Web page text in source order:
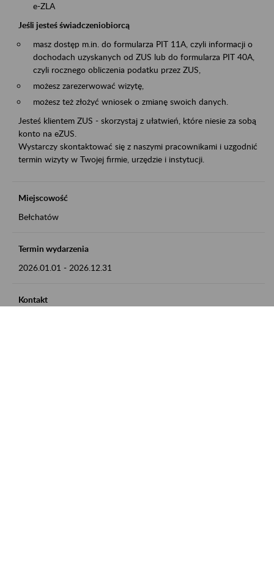
e-ZLA
Jeśli jesteś świadczeniobiorcą
masz dostęp m.in. do formularza PIT 11A, czyli informacji o
dochodach uzyskanych od ZUS lub do formularza PIT 40A,
czyli rocznego obliczenia podatku przez ZUS,
możesz zarezerwować wizytę,
możesz też złożyć wniosek o zmianę swoich danych.
Jesteś klientem ZUS - skorzystaj z ułatwień, które niesie za sobą
konto na eZUS.
Wystarczy skontaktować się z naszymi pracownikami i uzgodnić
termin wizyty w Twojej firmie, urzędzie i instytucji.
Miejscowość
Bełchatów
Termin wydarzenia
2026.01.01 - 2026.12.31
Kontakt